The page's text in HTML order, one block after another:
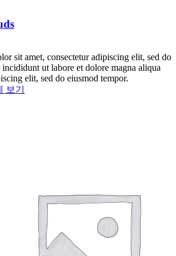
sit amet, consectetur adipiscing elit, sed do
ut labore et dolore magna aliqua
elit, sed do eiusmod tempor.
보기